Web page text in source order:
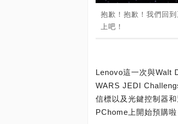
抱歉！抱歉！我們回
上吧！
Lenovo這一次與Walt
WARS JEDI
信標以及光鍵控制器
PChome上開始預購啦